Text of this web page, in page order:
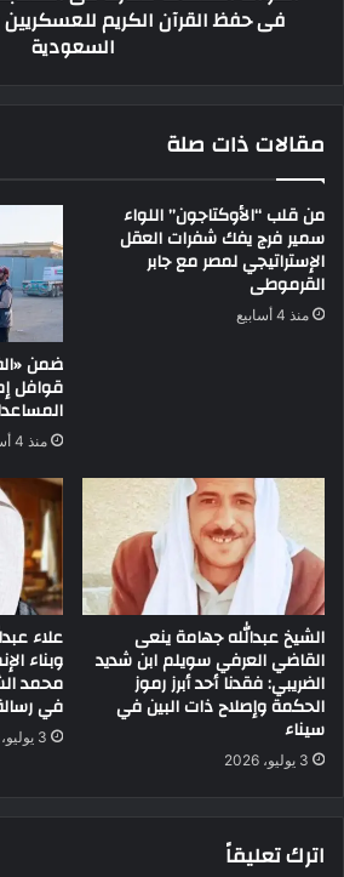
فى حفظ القرآن الكريم للعسكريين
السعودية
مقالات ذات صلة
من قلب “الأوكتاجون” اللواء
سمير فرج يفك شفرات العقل
الإستراتيجي لمصر مع جابر
القرموطى
منذ 4 أسابيع
منذ 4 أسابيع
الشيخ عبدالله جهامة ينعى
القاضي العرفي سويلم ابن شديد
الضريبي: فقدنا أحد أبرز رموز
الحكمة وإصلاح ذات البين في
سيناء
3 يوليو، 2026
علاء
وبناء
محمد
في
3 يوليو، 2026
اترك تعليقاً